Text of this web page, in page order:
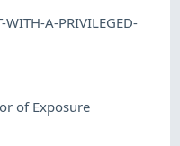
WITH-A-PRIVILEGED-
of Exposure